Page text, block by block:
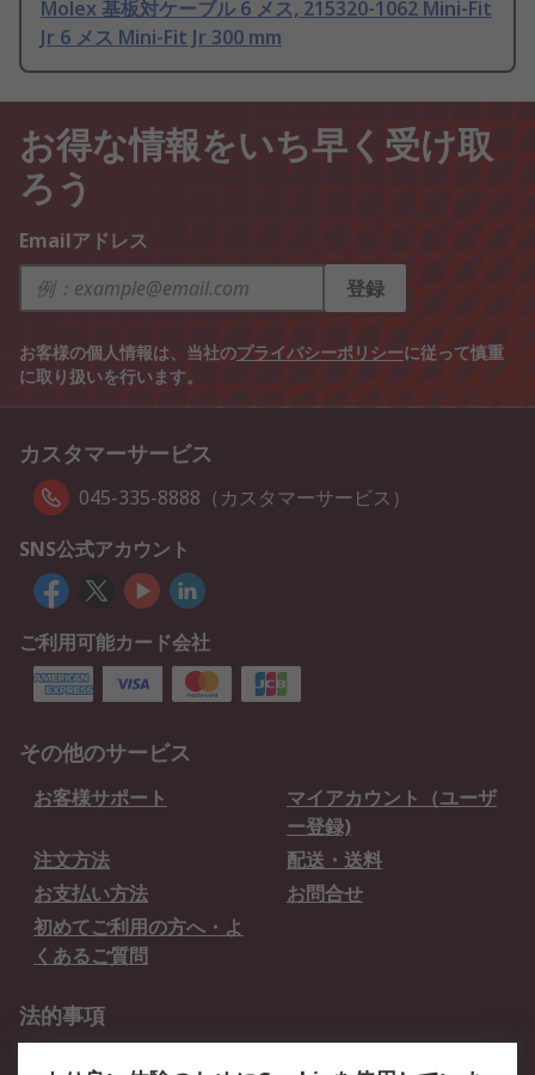
Molex 基板対ケーブル 6 メス, 215320-1062 Mini-Fit
Jr 6 メス Mini-Fit Jr 300 mm
お得な情報をいち早く受け取
ろう
Emailアドレス
登録
お客様の個人情報は、当社のプライバシーポリシーに従って慎重
に取り扱いを行います。
カスタマーサービス
045-335-8888（カスタマーサービス）
SNS公式アカウント
ご利用可能カード会社
その他のサービス
お客様サポート
マイアカウント（ユーザ
ー登録)
注文方法
配送・送料
お支払い方法
お問合せ
初めてご利用の方へ・よ
くあるご質問
法的事項